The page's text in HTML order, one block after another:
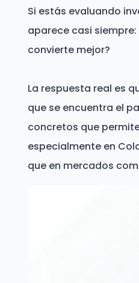
Si estás evaluando
aparece casi
convierte mejor?
La respuesta real es
que se encuentra el
concretos que
especialmente en
que en mercados